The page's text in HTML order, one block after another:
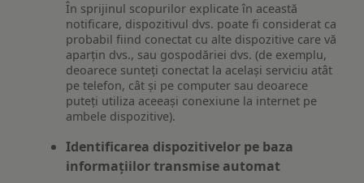
În sprijinul scopurilor explicate în această
notificare, dispozitivul dvs. poate fi considerat ca
probabil fiind conectat cu alte dispozitive care vă
aparțin dvs., sau gospodăriei dvs. (de exemplu,
deoarece sunteți conectat la același serviciu atât
pe telefon, cât și pe computer sau deoarece
puteți utiliza aceeași conexiune la internet pe
ambele dispozitive).
Identificarea dispozitivelor pe baza
informațiilor transmise automat